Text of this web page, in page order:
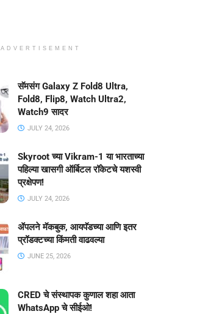
ADVERTISEMENT
सॅमसंग Galaxy Z Fold8 Ultra,
Fold8, Flip8, Watch Ultra2,
Watch9 सादर
JULY 24, 2026
Skyroot च्या Vikram-1 या भारताच्या
पहिल्या खासगी ऑर्बिटल रॉकेटचे यशस्वी
प्रक्षेपण!
JULY 24, 2026
ॲपलने मॅकबुक, आयपॅडच्या आणि इतर
प्रॉडक्टच्या किंमती वाढवल्या
JUNE 25, 2026
CRED चे संस्थापक कुणाल शहा आता
WhatsApp चे सीईओ!